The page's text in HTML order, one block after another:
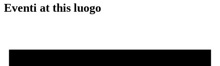
Eventi at this luogo